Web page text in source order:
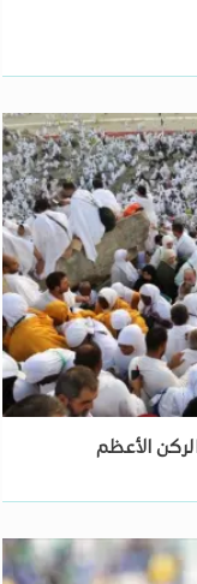
الأعظم